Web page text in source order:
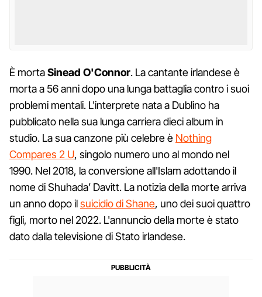
È mortaSinead O'Connor. La cantante irlandese è
morta a 56 anni dopo una lunga battaglia contro i suoi
problemi mentali. L'interprete nata a Dublino ha
pubblicato nella sua lunga carriera dieci album in
studio. La sua canzone più celebre è Nothing
Compares 2 U, singolo numero uno al mondo nel
1990. Nel 2018, la conversione all'Islam adottando il
nome di Shuhada’ Davitt. La notizia della morte arriva
un anno dopo ilsuicidio di Shane, uno dei suoi quattro
figli, morto nel 2022. L'annuncio della morte è stato
dato dalla televisione di Stato irlandese.